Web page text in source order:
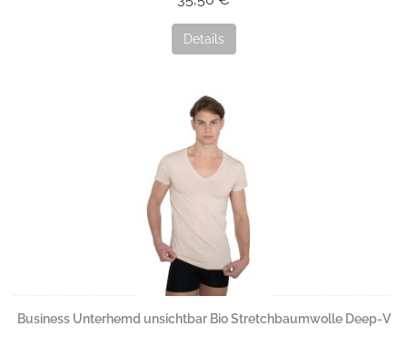
Details
Business Unterhemd unsichtbar Bio Stretchbaumwolle Deep-V